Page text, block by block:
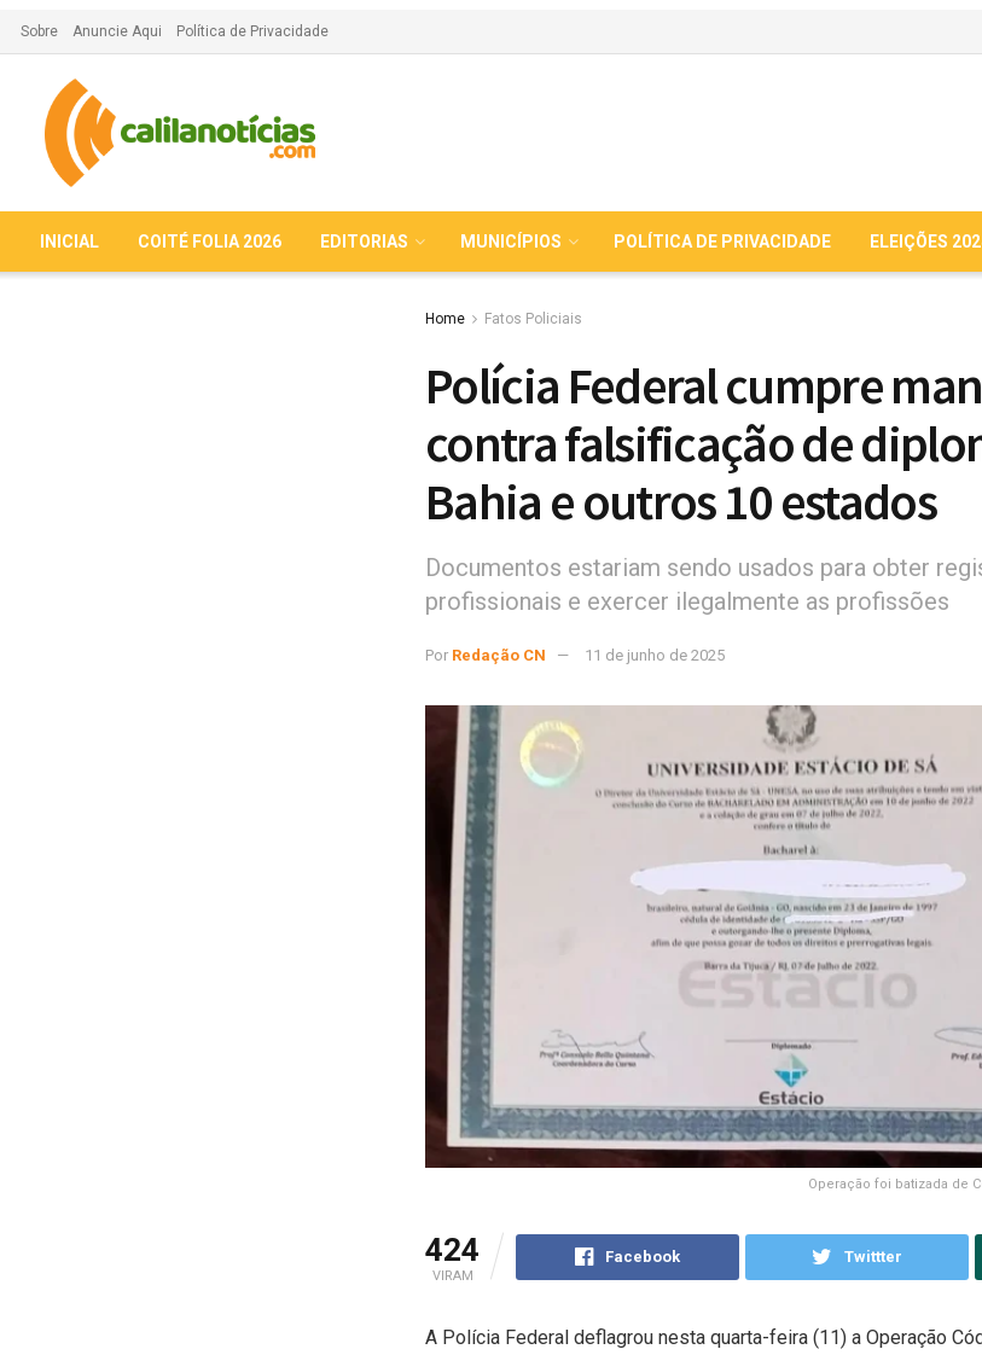
Sobre Anuncie Aqui Política de Privacidade
INICIAL COITÉ FOLIA 2026 EDITORIAS MUNICÍPIOS POLÍTICA DE PRIVACIDADE ELEIÇÕES
Home Fatos Policiais
Polícia Federal cumpre
contra falsificação de
Bahia e outros 10 estados
Documentos estariam sendo usados para obter
profissionais e exercer ilegalmente as profissões
Por Redação CN 11 de junho de 2025
Operação foi batizada de
424
VIRAM
Facebook Twittter
A Polícia Federal deflagrou nesta quarta-feira (11) a Operação